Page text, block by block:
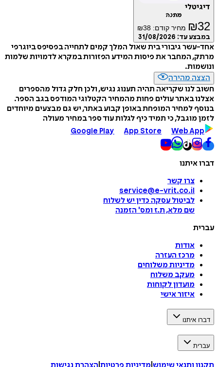
דיגיטלי
מתנה
₪32 מחיר קודם: ₪38
במבצע עד: 31/08/2026
אחד-עשר גיבורי בית שאול המלך קמים לתחייה בפסיפס ביוגרפי
מרתק, המחבר את פיסות המידע הפזורות במקרא לדמויות שלמות
ונושמות.
הצצה מהירה
חשוב לנו שקריאה תהיה תענוג נגיש, ולכן חלק גדול מהספרים
אצלנו באתר עולים פחות מהמחיר הקטלוגי המודפס בגב הספר.
בנוסף למחיר המופחת באופן קבוע באתר, יש גם מבצעים מיוחדים
לזמן מוגבל, כי תמיד כיף לגלות עוד ספר במחיר מעולה
Google Play
App Store Web App
דברו איתנו
צרו קשר
service@e-vrit.co.il
לביטול עסקה כדין יש לשלוח
שם מלא, ת.ז ומס' הזמנה
עברית
אודות
מרכז העזרה
מדיניות משלוחים
מעקב משלוח
מועדון לקוחות
איזור אישי
דברו איתנו
עברית
תקנון ותנאי שימוש מדיניות פרטיות הצהרת נגישות